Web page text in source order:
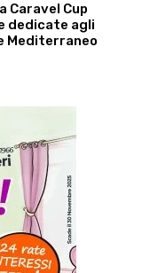
Caravel Cup
dedicate agli
Mediterraneo